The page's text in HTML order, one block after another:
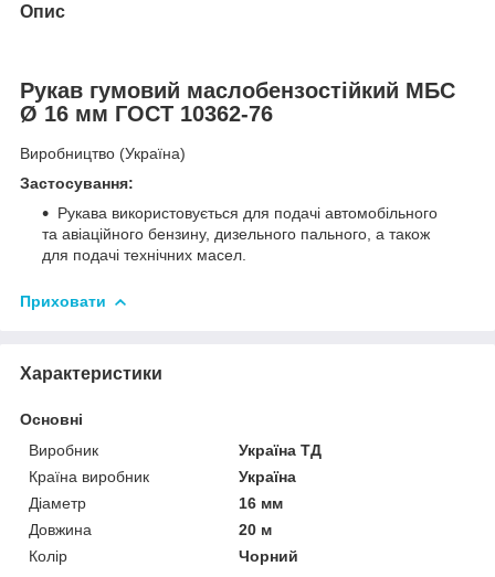
Опис
Рукав гумовий маслобензостійкий МБС
Ø 16 мм ГОСТ 10362-76
Виробництво (Україна)
Застосування:
Рукава використовується для подачі автомобільного
та авіаційного бензину, дизельного пального, а також
для подачі технічних масел.
Приховати
Характеристики
Основні
Виробник
Україна ТД
Країна виробник
Україна
Діаметр
16 мм
Довжина
20 м
Колір
Чорний